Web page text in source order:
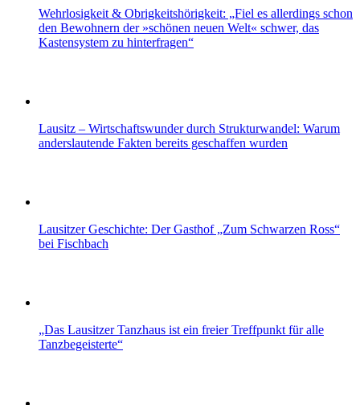
Wehrlosigkeit & Obrigkeitshörigkeit: „Fiel es allerdings schon
den Bewohnern der »schönen neuen Welt« schwer, das
Kastensystem zu hinterfragen“
Lausitz – Wirtschaftswunder durch Strukturwandel: Warum
anderslautende Fakten bereits geschaffen wurden
Lausitzer Geschichte: Der Gasthof „Zum Schwarzen Ross“
bei Fischbach
„Das Lausitzer Tanzhaus ist ein freier Treffpunkt für alle
Tanzbegeisterte“